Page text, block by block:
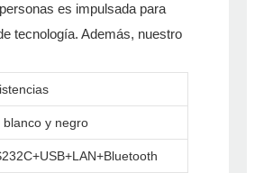
es impulsada para
tecnología. Además, nuestro
blanco y negro